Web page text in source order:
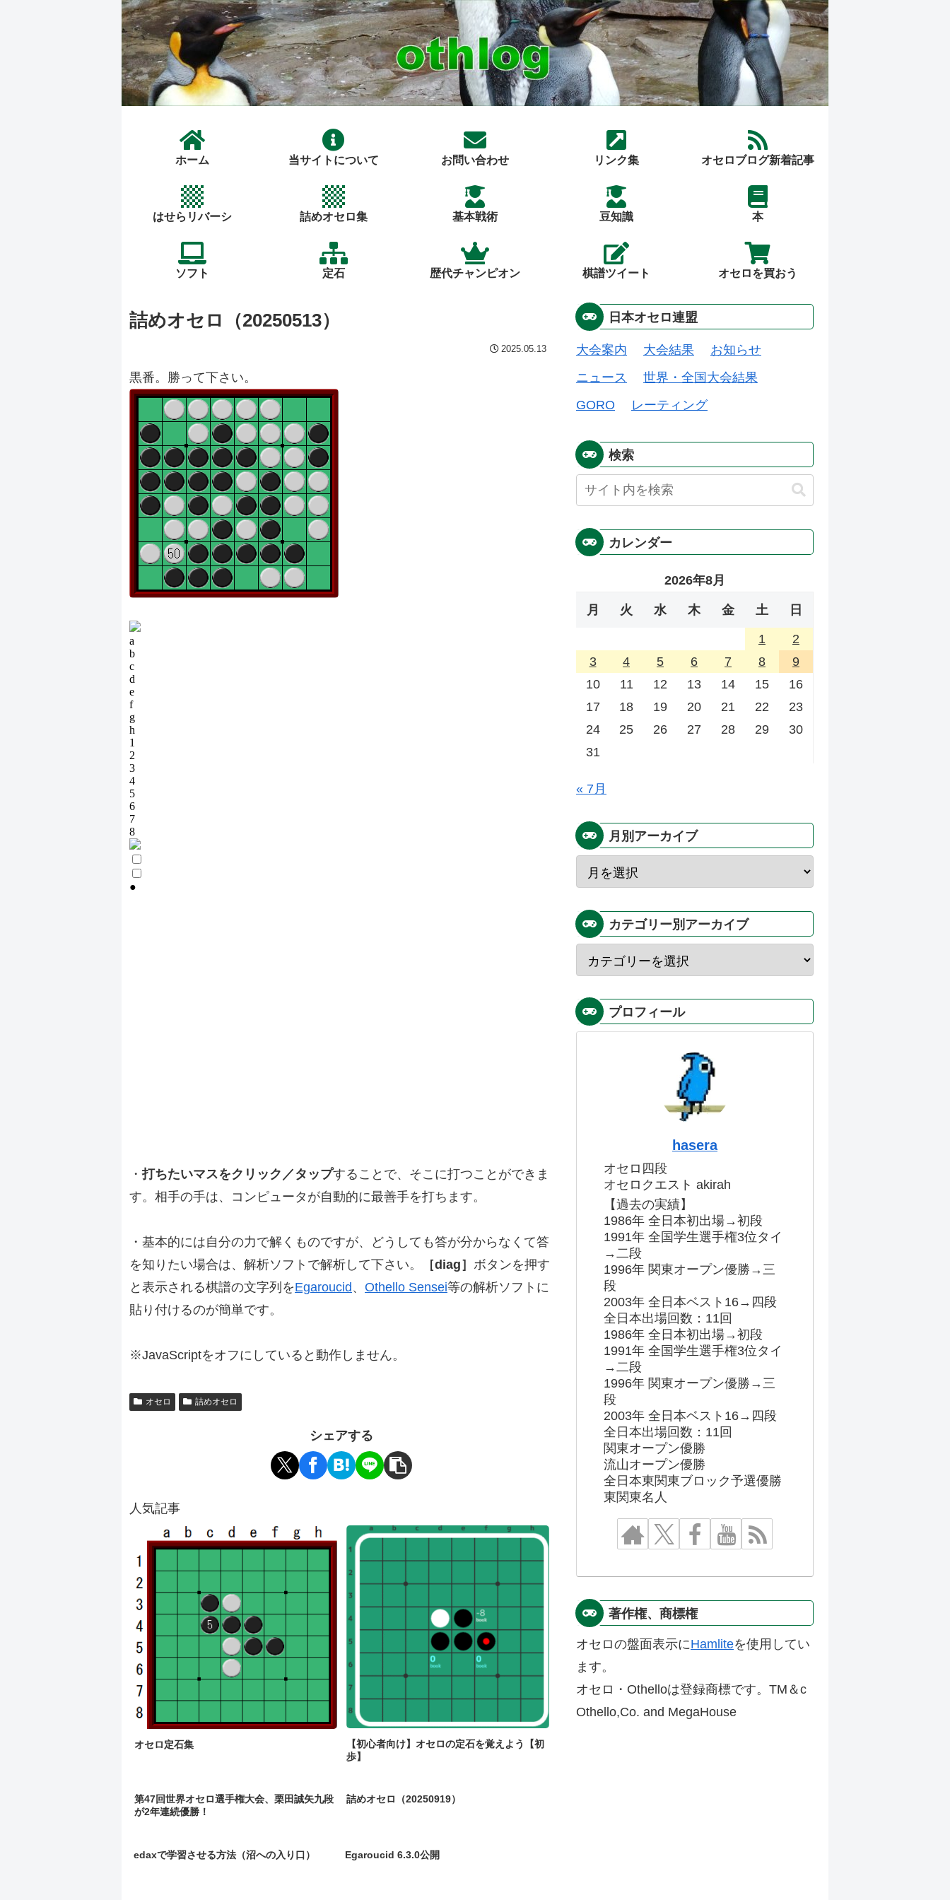
ホーム 当サイトについて お問い合わせ リンク集 オセロブログ新着記事
はせらリバーシ 詰めオセロ集 基本戦術 豆知識 本
ソフト 定石 歴代チャンピオン 棋譜ツイート オセロを買おう
詰めオセロ（20250513）
2025.05.13
黒番。勝って下さい。
・打ちたいマスをクリック／タップすることで、そこに打つことができま
す。相手の手は、コンピュータが自動的に最善手を打ちます。
・基本的には自分の力で解くものですが、どうしても答が分からなくて答
を知りたい場合は、解析ソフトで解析して下さい。
［diag］ ボタンを押す
と表示される棋譜の文字列をEgaroucid、 Othello Sensei等の解析ソフトに
貼り付けるのが簡単です。
※JavaScriptをオフにしていると動作しません。
オセロ 詰めオセロ
シェアする
人気記事
オセロ定石集
【初心者向け】オセロの定石を覚えよう【初
歩】
第47回世界オセロ選手権大会、栗田誠矢九段
が2年連続優勝！
詰めオセロ（20250919）
edaxで学習させる方法（沼への入り口） Egaroucid 6.3.0公開
日本オセロ連盟
大会案内 大会結果
お知らせ
ニュース
世界・全国大会結果
GORO
レーティング
検索
カレンダー
2026年8月
月 火 水 木 金 土 日
1
2
3
4 5 6 7 8
9
10
11 12 13 14 15
16
17
18 19 20 21 22
23
24
25 26 27 28 29
30
31
« 7月
月別アーカイブ
カテゴリー別アーカイブ
プロフィール
hasera
オセロ四段
オセロクエスト akirah
【過去の実績】
1986年 全日本初出場→初段
1991年 全国学生選手権3位タイ
→二段
1996年 関東オープン優勝→三
段
2003年 全日本ベスト16→四段
全日本出場回数：11回
1986年 全日本初出場→初段
1991年 全国学生選手権3位タイ
→二段
1996年 関東オープン優勝→三
段
2003年 全日本ベスト16→四段
全日本出場回数：11回
関東オープン優勝
流山オープン優勝
全日本東関東ブロック予選優勝
東関東名人
著作権、商標権
オセロの盤面表示にHamliteを使用してい
ます。
オセロ・Othelloは登録商標です。TM＆c
Othello,Co. and MegaHouse